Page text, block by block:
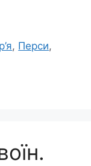
, Перси,